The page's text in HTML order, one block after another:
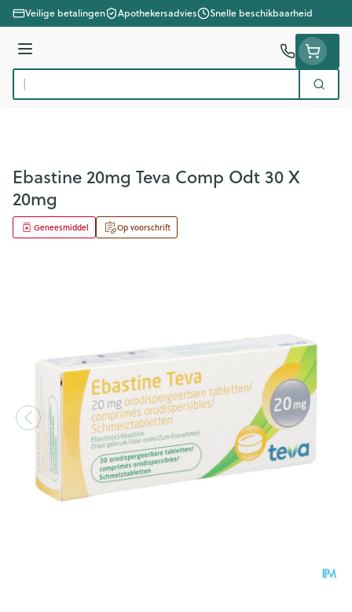
Ga naar de inhoud
Veilige betalingen Apothekersadvies Snelle beschikbaarheid
Menu
Product, merk, categorie...
Zoek
Ebastine 20mg Teva Comp Odt 30 X
20mg
Op voorschrift
Geneesmiddel